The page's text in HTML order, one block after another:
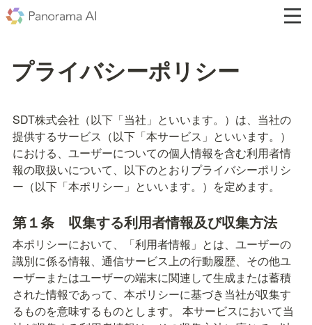
プライバシーポリシー
SDT株式会社（以下「当社」といいます。）は、当社の
提供するサービス（以下「本サービス」といいます。）
における、ユーザーについての個人情報を含む利用者情
報の取扱いについて、以下のとおりプライバシーポリシ
ー（以下「本ポリシー」といいます。）を定めます。
第１条　収集する利用者情報及び収集方法
本ポリシーにおいて、「利用者情報」とは、ユーザーの
識別に係る情報、通信サービス上の行動履歴、その他ユ
ーザーまたはユーザーの端末に関連して生成または蓄積
された情報であって、本ポリシーに基づき当社が収集す
るものを意味するものとします。 本サービスにおいて当